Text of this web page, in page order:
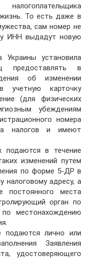
То есть даже в
сам номер не
ИНН выдадут новую
Украины установила
предоставлять в
об изменении
учетную карточку
(для физических
убеждениям
номера
налогов и имеют
подаются в течение
изменений путем
по форме 5-ДР в
налоговому адресу, а
постоянного места
орган по
местонахождению
подаются лично или
Заявления
удостоверяющего